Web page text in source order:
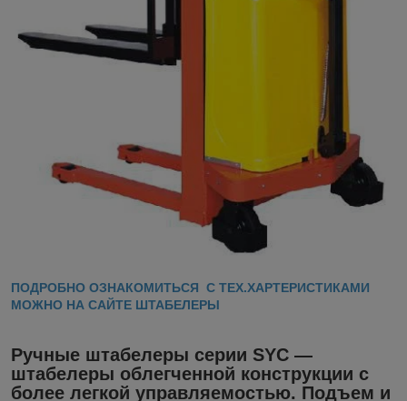
ПОДРОБНО ОЗНАКОМИТЬСЯ С ТЕХ.ХАРТЕРИСТИКАМИ
МОЖНО НА САЙТЕ ШТАБЕЛЕРЫ
Ручные штабелеры серии SYC —
штабелеры облегченной конструкции с
более легкой управляемостью. Подъем и